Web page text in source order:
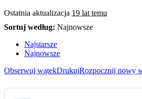
Ostatnia aktualizacja 19 lat temu
Sortuj według: Najnowsze
Najstarsze
Najnowsze
Obserwuj wątekDrukujRozpocznij nowy